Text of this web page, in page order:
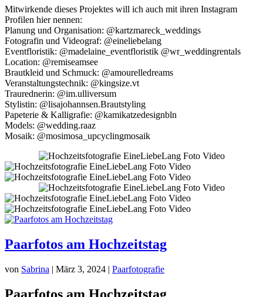
Mitwirkende dieses Projektes will ich auch mit ihren Instagram
Profilen hier nennen:
Planung und Organisation: @kartzmareck_weddings
Fotografin und Videograf: @eineliebelang
Eventfloristik: @madelaine_eventfloristik @wr_weddingrentals
Location: @remiseamsee
Brautkleid und Schmuck: @amourelledreams
Veranstaltungstechnik: @kingsize.vt
Traurednerin: @im.ulliversum
Stylistin: @lisajohannsen.Brautstyling
Papeterie & Kalligrafie: @kamikatzedesignbln
Models: @wedding.raaz
Mosaik: @mosimosa_upcyclingmosaik
Paarfotos am Hochzeitstag
von Sabrina | März 3, 2024 | Paarfotografie
Paarfotos am Hochzeitstag